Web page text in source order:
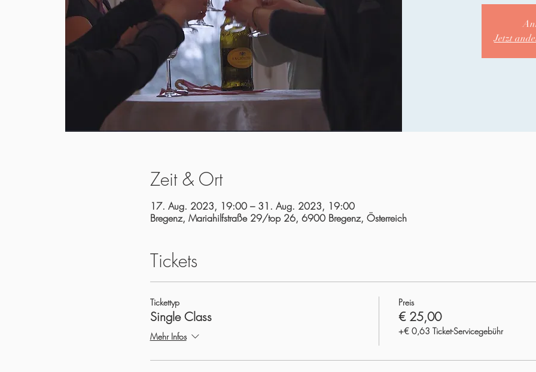
Jetzt
Zeit & Ort
17. Aug. 2023, 19:00 – 31. Aug. 2023, 19:00
Bregenz, Mariahilfstraße 29/top 26, 6900 Bregenz, Österreich
Tickets
Tickettyp
Single Class
Mehr Infos
Preis
€ 25,00
+€ 0,63 Ticket-Servicegebühr